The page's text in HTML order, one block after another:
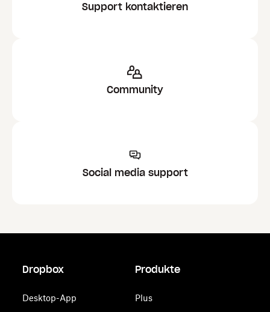
Support kontaktieren
Community
Social media support
Dropbox
Desktop-App
Produkte
Plus